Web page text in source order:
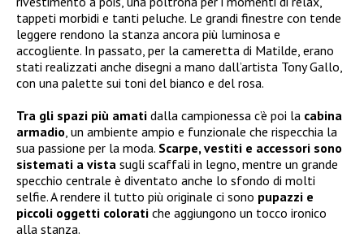
tappeti morbidi e tanti peluche. Le grandi finestre con tende
leggere rendono la stanza ancora più luminosa e
accogliente. In passato, per la cameretta di Matilde, erano
stati realizzati anche disegni a mano dall’artista Tony Gallo,
con una palette sui toni del bianco e del rosa.
Tra gli spazi più amati dalla campionessa c’è poi la cabina
armadio, un ambiente ampio e funzionale che rispecchia la
sua passione per la moda. Scarpe, vestiti e accessori sono
sistemati a vista sugli scaffali in legno, mentre un grande
specchio centrale è diventato anche lo sfondo di molti
selfie. A rendere il tutto più originale ci sono pupazzi e
piccoli oggetti colorati che aggiungono un tocco ironico
alla stanza.